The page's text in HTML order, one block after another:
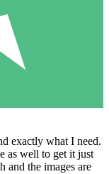
exactly what I need.
as well to get it just
and the images are